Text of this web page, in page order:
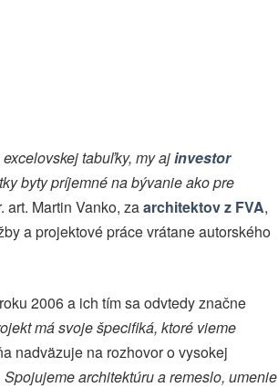
tabuľky, my ajinvestor
byty príjemné na bývanie ako pre
art. Martin Vanko, zaarchitektov z FVA,
a projektové práce vrátane autorského
2006 a ich tím sa odvtedy značne
má svoje špecifiká, ktoré vieme
nadväzuje na rozhovor o vysokej
architektúru a remeslo, umenie